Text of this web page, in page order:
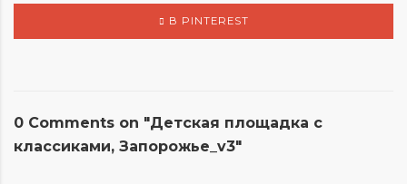
В PINTEREST
0 Comments on "Детская площадка с
классиками, Запорожье_v3"